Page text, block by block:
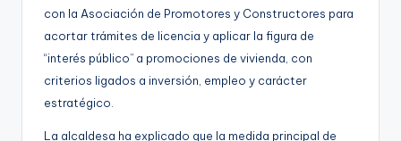
con la Asociación de Promotores y Constructores para
acortar trámites de licencia y aplicar la figura de
“interés público” a promociones de vivienda, con
criterios ligados a inversión, empleo y carácter
estratégico.
La alcaldesa ha explicado que la medida principal de